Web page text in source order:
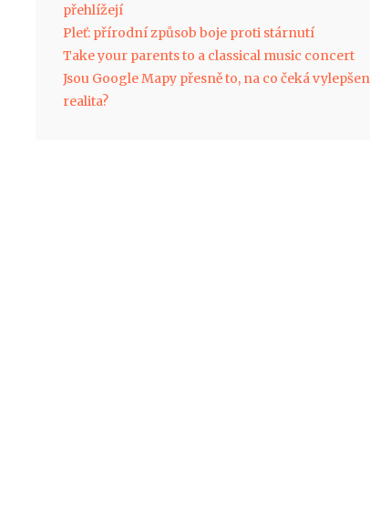
přehlížejí
Pleť: přírodní způsob boje proti stárnutí
Take your parents to a classical music concert
Jsou Google Mapy přesně to, na co čeká
realita?